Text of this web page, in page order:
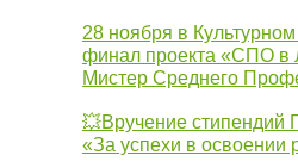
28 ноября в
финал проекта «СПО в
Мистер Среднего
💥Вручение стипендий
«За успехи в освоении